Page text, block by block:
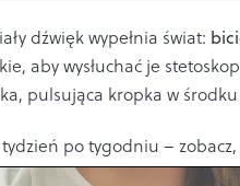
dźwięk wypełnia świat:
aby wysłuchać je
pulsująca kropka w
tydzień po tygodniu –